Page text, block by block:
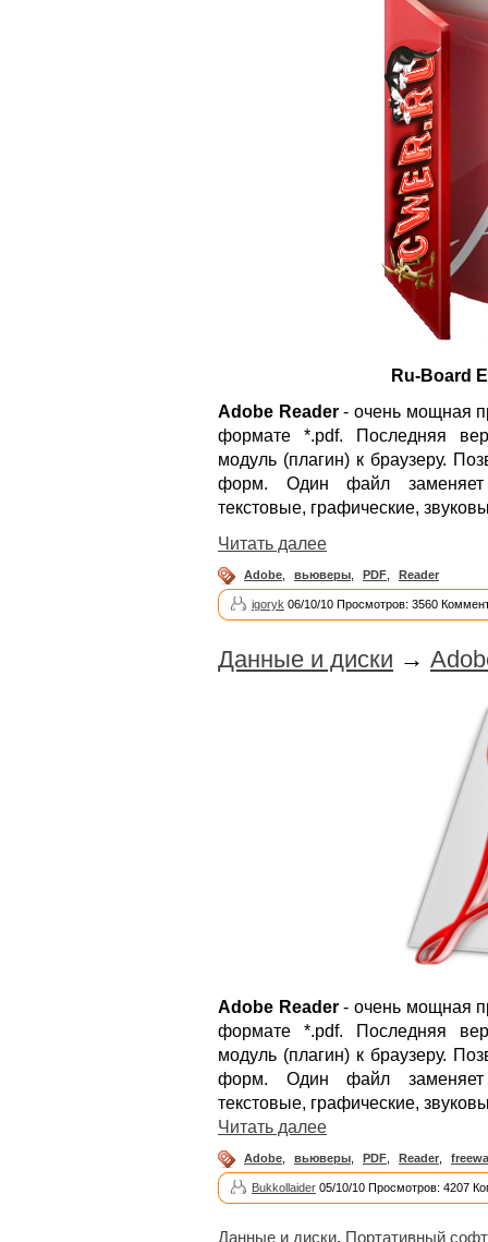
Ru-Board
Adobe Reader- очень мощная
формате *.pdf. Последняя
модуль (плагин) к браузеру.
форм. Один файл заменяет
текстовые, графические,
Читать далее
Adobe вьюверы PDF Reader
igoryk 06/10/10 Просмотров: 3560
Данные и диски →
Adobe Reader- очень мощная
формате *.pdf. Последняя
модуль (плагин) к браузеру.
форм. Один файл заменяет
текстовые, графические,
Читать далее
Adobe вьюверы PDF Reader
Bukkollaider 05/10/10 Просмотров: 4207
Данные и диски, Портативный софт